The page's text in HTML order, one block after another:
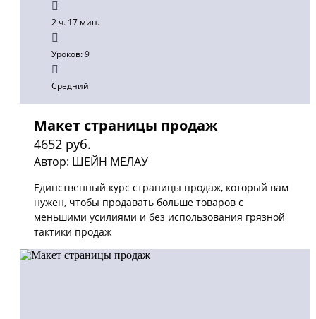
2 ч. 17 мин.
Уроков: 9
Средний
Макет страницы продаж
4652 руб.
Автор: ШЕЙН МЕЛАУ
Единственный курс страницы продаж, который вам
нужен, чтобы продавать больше товаров с
меньшими усилиями и без использования грязной
тактики продаж